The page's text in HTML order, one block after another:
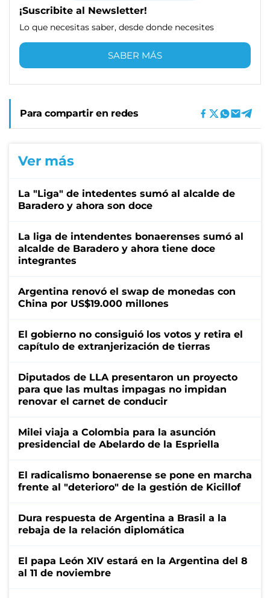
¡Suscribite al Newsletter!
Lo que necesitas saber, desde donde necesites
SABER MÁS
Para compartir en redes
Ver más
La "Liga" de intedentes sumó al alcalde de
Baradero y ahora son doce
La liga de intendentes bonaerenses sumó al
alcalde de Baradero y ahora tiene doce
integrantes
Argentina renovó el swap de monedas con
China por US$19.000 millones
El gobierno no consiguió los votos y retira el
capítulo de extranjerización de tierras
Diputados de LLA presentaron un proyecto
para que las multas impagas no impidan
renovar el carnet de conducir
Milei viaja a Colombia para la asunción
presidencial de Abelardo de la Espriella
El radicalismo bonaerense se pone en marcha
frente al "deterioro" de la gestión de Kicillof
Dura respuesta de Argentina a Brasil a la
rebaja de la relación diplomática
El papa León XIV estará en la Argentina del 8
al 11 de noviembre